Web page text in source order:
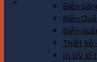
Biển
Biển
Biển
Thiết kế
In UV kĩ